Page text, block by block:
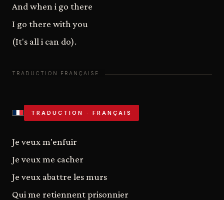
And when i go there
I go there with you
(It's all i can do).
TRADUCTION · FRANÇAIS
Je veux m'enfuir
Je veux me cacher
Je veux abattre les murs
Qui me retiennent prisonnier